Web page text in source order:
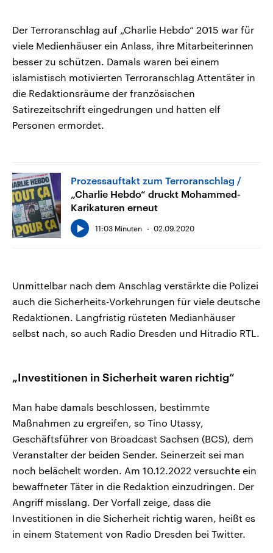
Der Terroranschlag auf „Charlie Hebdo“ 2015 war für
viele Medienhäuser ein Anlass, ihre Mitarbeiterinnen
besser zu schützen. Damals waren bei einem
islamistisch motivierten Terroranschlag Attentäter in
die Redaktionsräume der französischen
Satirezeitschrift eingedrungen und hatten elf
Personen ermordet.
Prozessauftakt zum Terroranschlag
„Charlie Hebdo“ druckt Mohammed-
Karikaturen erneut
11:03 Minuten 02.09.2020
Unmittelbar nach dem Anschlag verstärkte die Polizei
auch die Sicherheits-Vorkehrungen für viele deutsche
Redaktionen. Langfristig rüsteten Medianhäuser
selbst nach, so auch Radio Dresden und Hitradio RTL.
„Investitionen in Sicherheit waren richtig“
Man habe damals beschlossen, bestimmte
Maßnahmen zu ergreifen, so Tino Utassy,
Geschäftsführer von Broadcast Sachsen (BCS), dem
Veranstalter der beiden Sender. Seinerzeit sei man
noch belächelt worden. Am 10.12.2022 versuchte ein
bewaffneter Täter in die Redaktion einzudringen. Der
Angriff misslang. Der Vorfall zeige, dass die
Investitionen in die Sicherheit richtig waren, heißt es
in einem Statement von Radio Dresden bei Twitter.